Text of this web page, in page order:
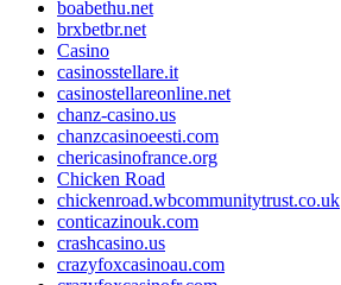
boabethu.net
brxbetbr.net
Casino
casinosstellare.it
casinostellareonline.net
chanz-casino.us
chanzcasinoeesti.com
chericasinofrance.org
Chicken Road
chickenroad.wbcommunitytrust.co.uk
conticazinouk.com
crashcasino.us
crazyfoxcasinoau.com